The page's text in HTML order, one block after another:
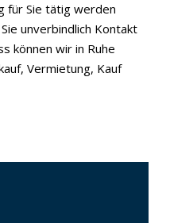
für Sie tätig werden
unverbindlich Kontakt
können wir in Ruhe
Vermietung, Kauf